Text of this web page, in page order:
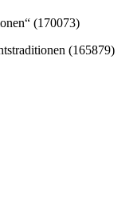
(170073)
(165879)